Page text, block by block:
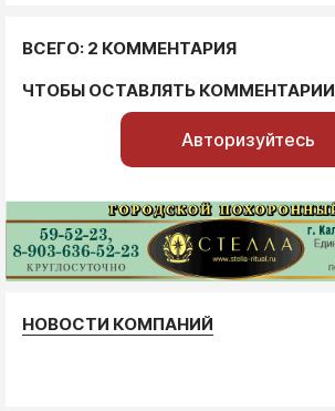
ВСЕГО: 2 КОММЕНТАРИЯ
ЧТОБЫ ОСТАВЛЯТЬ КОММЕНТАРИИ
Авторизуйтесь
НОВОСТИ КОМПАНИЙ